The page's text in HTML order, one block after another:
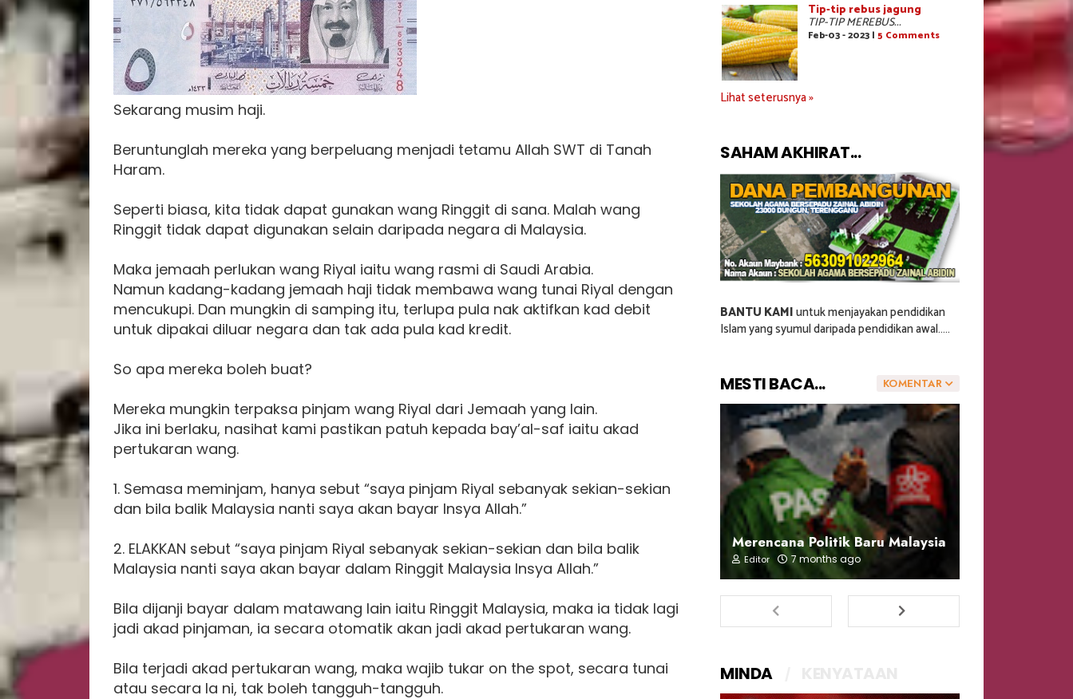
Sekarang musim haji.
Beruntunglah mereka yang berpeluang menjadi tetamu Allah SWT di Tanah
Haram.
Seperti biasa, kita tidak dapat gunakan wang Ringgit di sana. Malah wang
Ringgit tidak dapat digunakan selain daripada negara di Malaysia.
Maka jemaah perlukan wang Riyal iaitu wang rasmi di Saudi Arabia.
Namun kadang-kadang jemaah haji tidak membawa wang tunai Riyal dengan
mencukupi. Dan mungkin di samping itu, terlupa pula nak aktifkan kad debit
untuk dipakai diluar negara dan tak ada pula kad kredit.
So apa mereka boleh buat?
Mereka mungkin terpaksa pinjam wang Riyal dari Jemaah yang lain.
Jika ini berlaku, nasihat kami pastikan patuh kepada bay’al-saf iaitu akad
pertukaran wang.
1. Semasa meminjam, hanya sebut “saya pinjam Riyal sebanyak sekian-sekian
dan bila balik Malaysia nanti saya akan bayar Insya Allah.”
2. ELAKKAN sebut “saya pinjam Riyal sebanyak sekian-sekian dan bila balik
Malaysia nanti saya akan bayar dalam Ringgit Malaysia Insya Allah.”
Bila dijanji bayar dalam matawang lain iaitu Ringgit Malaysia, maka ia tidak lagi
jadi akad pinjaman, ia secara otomatik akan jadi akad pertukaran wang.
Bila terjadi akad pertukaran wang, maka wajib tukar on the spot, secara tunai
atau secara la ni, tak boleh tangguh-tangguh.
Tip-tip rebus jagung
TIP-TIP MEREBUS...
Feb-03 - 2023 | 5 Comments
Lihat seterusnya »
SAHAM AKHIRAT...
BANTU KAMIuntuk menjayakan pendidikan
Islam yang syumul daripada pendidikan awal.....
KOMENTAR
MESTI BACA...
Merencana Politik Baru Malaysia
Editor 7 months ago
MINDA